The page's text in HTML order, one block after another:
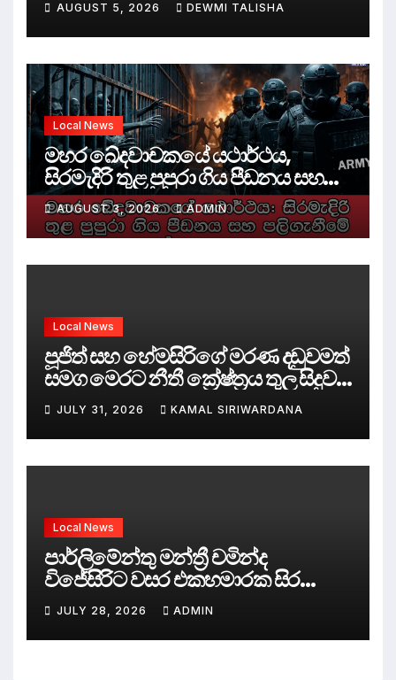
AUGUST 5, 2026 DEWMI TALISHA
Local News
මහර ඛේදවාචකයේ යථාර්ථය,
සිරමැදිරි තුළ පුපුරා ගිය පීඩනය සහ
පලිගැනීමේ දේශපාලනය
AUGUST 3, 2026 ADMIN
Local News
පූජිත් සහ හේමසිරිගේ මරණ දඩුවමත්
සමග මෙරට නීතී ක්‍රේෂ්ත්‍රය තුල සිදුව
ඇත්තේ කුමක්ද ?
JULY 31, 2026 KAMAL SIRIWARDANA
Local News
පාර්ලිමේන්තු මන්ත්‍රී චමින්ද
විජේසිරිට වසර එකහමාරක සිර
දඬුවම්.
JULY 28, 2026 ADMIN